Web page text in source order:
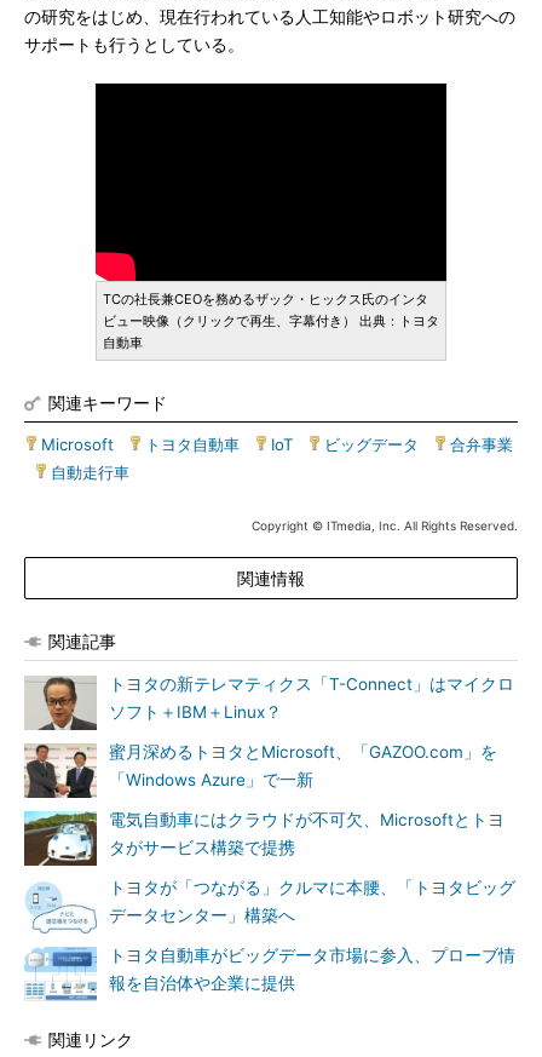
の研究をはじめ、現在行われている人工知能やロボット研究への
サポートも行うとしている。
TCの社長兼CEOを務めるザック・ヒックス氏のインタ
ビュー映像（クリックで再生、字幕付き） 出典：トヨタ
自動車
関連キーワード
Microsoft トヨタ自動車 IoT ビッグデータ
合弁事業
自動走行車
Copyright © ITmedia, Inc. All Rights Reserved.
関連情報
関連記事
トヨタの新テレマティクス「T-Connect」はマイクロ
ソフト＋IBM＋Linux？
蜜月深めるトヨタとMicrosoft、「GAZOO.com」を
「Windows Azure」で一新
電気自動車にはクラウドが不可欠、Microsoftとトヨ
タがサービス構築で提携
トヨタが「つながる」クルマに本腰、「トヨタビッグ
データセンター」構築へ
トヨタ自動車がビッグデータ市場に参入、プローブ情
報を自治体や企業に提供
関連リンク